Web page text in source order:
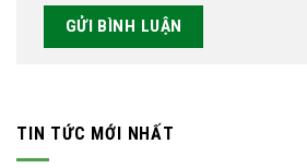
TIN TỨC MỚI NHẤT